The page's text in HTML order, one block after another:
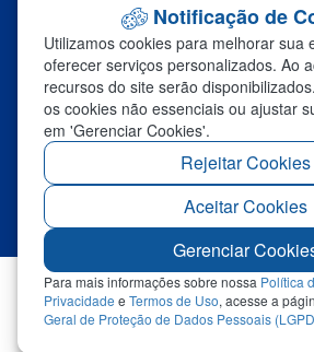
FALE CONOSCO
Ouvidoria
Fale Com a Prefeitura
Links Úteis
©2026 - Prefeitura Municipal de
direitos reservados.
Notificação de
Utilizamos cookies para melhorar sua
oferecer serviços personalizados. Ao
recursos do site serão
os cookies não essenciais ou ajustar
em 'Gerenciar Cookies'.
Rejeitar Cookies
Aceitar Cookies
Gerenciar
Para mais informações sobre nossa Política
Privacidade e Termos de Uso, acesse a
Geral de Proteção de Dados Pessoais